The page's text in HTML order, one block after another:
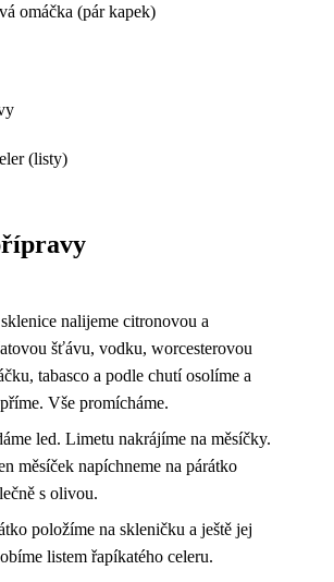
omáčka (pár kapek)
(listy)
nalijeme citronovou a
šťávu, vodku, worcesterovou
tabasco a podle chutí osolíme a
Vše promícháme.
led. Limetu nakrájíme na měsíčky.
měsíček napíchneme na párátko
s olivou.
položíme na skleničku a ještě jej
listem řapíkatého celeru.